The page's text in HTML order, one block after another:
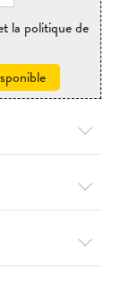
la politique de